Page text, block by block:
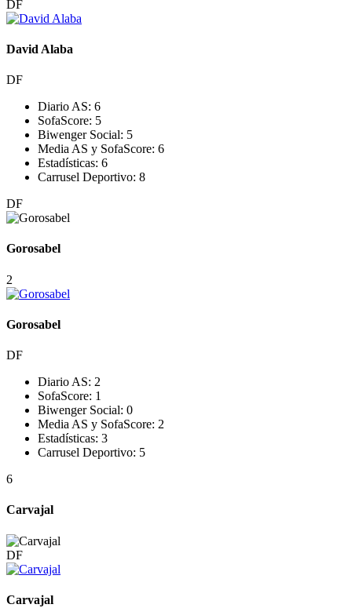
DF
David Alaba
DF
Diario AS: 6
SofaScore: 5
Biwenger Social: 5
Media AS y SofaScore: 6
Estadísticas: 6
Carrusel Deportivo: 8
DF
Gorosabel
2
Gorosabel
DF
Diario AS: 2
SofaScore: 1
Biwenger Social: 0
Media AS y SofaScore: 2
Estadísticas: 3
Carrusel Deportivo: 5
6
Carvajal
DF
Carvajal